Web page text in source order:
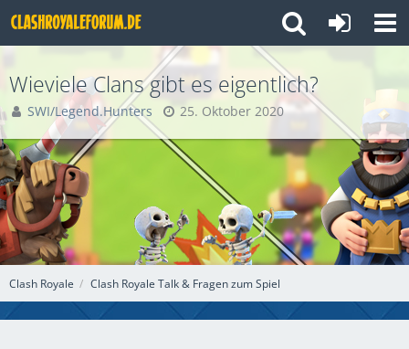
Clash Royale Clash Royale Talk & Fragen zum Spiel
Wieviele Clans gibt es eigentlich?
SWI/Legend.Hunters 25. Oktober 2020